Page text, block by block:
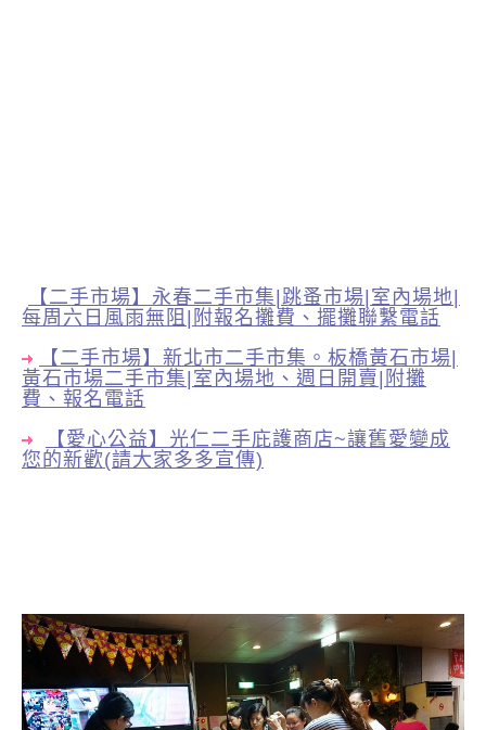
【二手市場】永春二手市集|跳蚤市場|室內場地|
每周六日風雨無阻|附報名攤費、擺攤聯繫電話
【二手市場】新北市二手市集。板橋黃石市場|
黃石市場二手市集|室內場地、週日開賣|附攤
費、報名電話
【愛心公益】光仁二手庇護商店~讓舊愛變成
您的新歡(請大家多多宣傳)